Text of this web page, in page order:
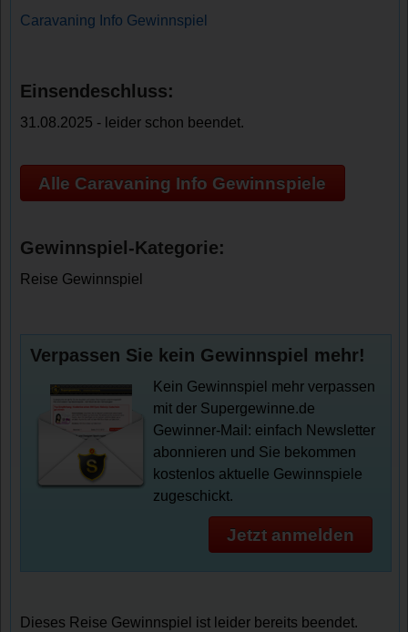
Caravaning Info Gewinnspiel
Einsendeschluss:
31.08.2025 - leider schon beendet.
Alle Caravaning Info Gewinnspiele
Gewinnspiel-Kategorie:
Reise Gewinnspiel
Verpassen Sie kein Gewinnspiel mehr!
Kein Gewinnspiel mehr verpassen
mit der Supergewinne.de
Gewinner-Mail: einfach Newsletter
abonnieren und Sie bekommen
kostenlos aktuelle Gewinnspiele
zugeschickt.
Jetzt anmelden
Dieses Reise Gewinnspiel ist leider bereits beendet.